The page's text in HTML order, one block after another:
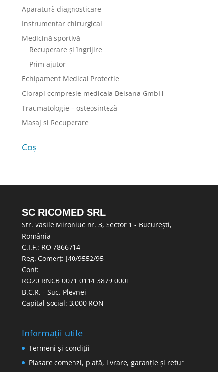
Aparatură diagnosticare
Instrumentar chirurgical
Medicină sportivă
Recuperare și îngrijire
Prim ajutor
Echipament Medical Protectie
Ciorapi compresie medicala Belsana GmbH
Traumatologie – osteosinteză
Masaj si Recuperare
Coș
SC RICOMED SRL
Str. Vasile Mironiuc nr. 3, Sector 1 - București,
România
C.I.F.: RO 7866714
Reg. Comerț: J40/9552/95
Cont:
RO20 RNCB 0071 0114 3879 0001
B.C.R. - Suc. Plevnei
Capital social: 3.000 RON
Informații utile
Termeni și condiții
Plasare comenzi, plată, livrare, garanție și retur